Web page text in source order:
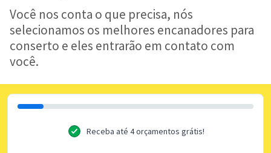
Você nos conta o que precisa, nós
selecionamos os melhores encanadores para
conserto e eles entrarão em contato com
você.
Receba até 4 orçamentos grátis!